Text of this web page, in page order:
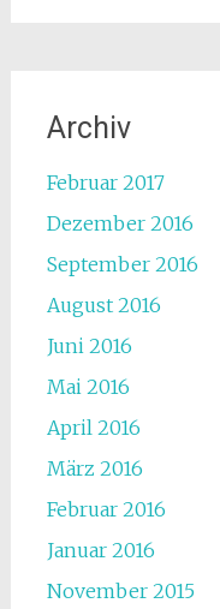
Archiv
Februar 2017
Dezember 2016
September 2016
August 2016
Juni 2016
Mai 2016
April 2016
März 2016
Februar 2016
Januar 2016
November 2015